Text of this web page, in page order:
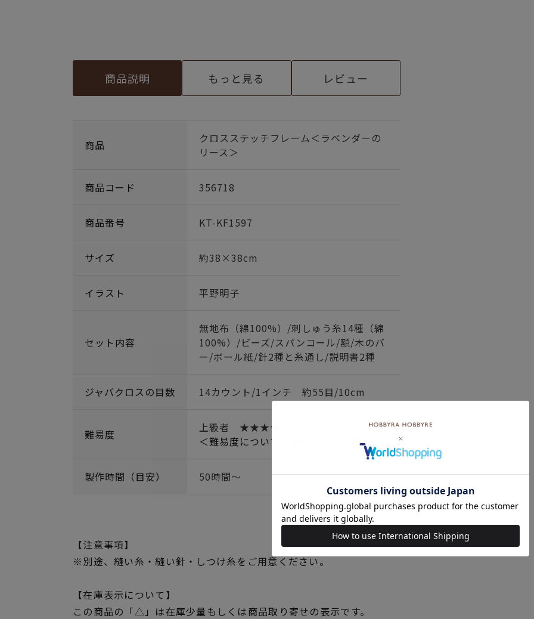
商品説明 もっと見る レビュー
商品
クロスステッチフレーム＜ラベンダーの
リース＞
商品コード 356718
商品番号 KT-KF1597
サイズ 約38×38cm
イラスト 平野明子
セット内容
無地布（綿100%）/刺しゅう糸14種（綿
100%）/ビーズ/スパンコール/額/木のバ
ー/ボール紙/針2種と糸通し/説明書2種
ジャバクロスの目数 14カウント/1インチ 約55目/10cm
難易度
上級者 ★★★★
＜難易度について＞詳しくはこちら
製作時間（目安） 50時間～
【注意事項】
※別途、縫い糸・縫い針・しつけ糸をご用意ください。
【在庫表示について】
この商品の「△」は在庫少量もしくは商品取り寄せの表示です。